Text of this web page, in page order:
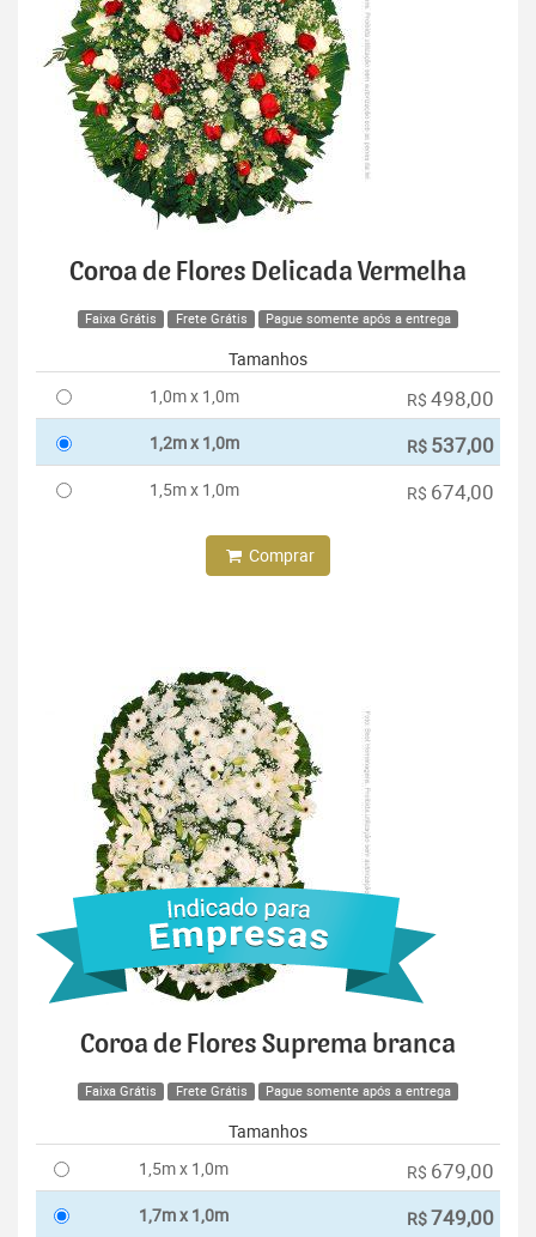
Coroa de Flores Delicada Vermelha
Faixa Grátis Frete Grátis Pague somente após a entrega
Tamanhos
1,0m x 1,0m
R$ 498,00
1,2m x 1,0m R$ 537,00
1,5m x 1,0m R$ 674,00
Comprar
Coroa de Flores Suprema branca
Faixa Grátis Frete Grátis Pague somente após a entrega
Tamanhos
1,5m x 1,0m
R$ 679,00
1,7m x 1,0m R$749,00